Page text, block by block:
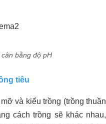
bằng độ pH
tiêu
và kiểu trồng (trồng thuần
cách trồng sẽ khác nhau,
Ninh